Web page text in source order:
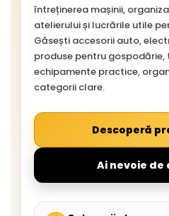
întreținerea mașinii,
atelierului și lucrările utile
Găsești accesorii auto,
produse pentru gospodărie,
echipamente practice,
categorii clare.
Descoperă
Ai nevoie de